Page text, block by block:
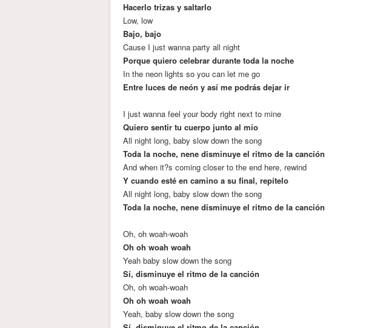
Hacerlo trizas y saltarlo
Low, low
Bajo, bajo
Cause I just wanna party all night
Porque quiero celebrar durante toda la noche
In the neon lights so you can let me go
Entre luces de neón y así me podrás dejar ir
I just wanna feel your body right next to mine
Quiero sentir tu cuerpo junto al mío
All night long, baby slow down the song
Toda la noche, nene disminuye el ritmo de la canción
And when it?s coming closer to the end here, rewind
Y cuando esté en camino a su final, repítelo
All night long, baby slow down the song
Toda la noche, nene disminuye el ritmo de la canción
Oh, oh woah-woah
Oh oh woah woah
Yeah baby slow down the song
Sí, disminuye el ritmo de la canción
Oh, oh woah-woah
Oh oh woah woah
Yeah, baby slow down the song